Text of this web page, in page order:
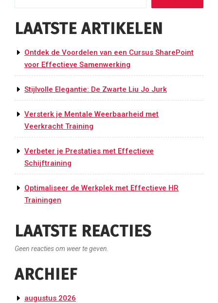
LAATSTE ARTIKELEN
Ontdek de Voordelen van een Cursus SharePoint
voor Effectieve Samenwerking
Stijlvolle Elegantie: De Zwarte Liu Jo Jurk
Versterk je Mentale Weerbaarheid met
Veerkracht Training
Verbeter je Prestaties met Effectieve
Schijftraining
Optimaliseer de Werkplek met Effectieve HR
Trainingen
LAATSTE REACTIES
Geen reacties om weer te geven.
ARCHIEF
augustus 2026